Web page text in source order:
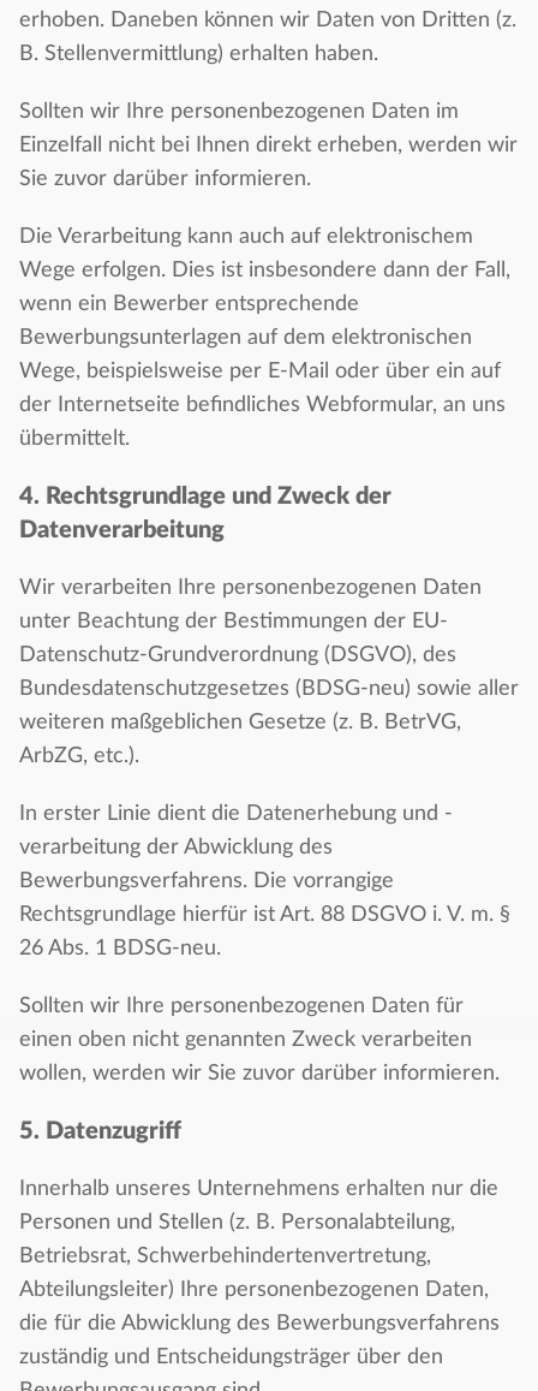
erhoben. Daneben können wir Daten von Dritten (z.
B. Stellenvermittlung) erhalten haben.
Sollten wir Ihre personenbezogenen Daten im
Einzelfall nicht bei Ihnen direkt erheben, werden wir
Sie zuvor darüber informieren.
Die Verarbeitung kann auch auf elektronischem
Wege erfolgen. Dies ist insbesondere dann der Fall,
wenn ein Bewerber entsprechende
Bewerbungsunterlagen auf dem elektronischen
Wege, beispielsweise per E-Mail oder über ein auf
der Internetseite befindliches Webformular, an uns
übermittelt.
4. Rechtsgrundlage und Zweck der
Datenverarbeitung
Wir verarbeiten Ihre personenbezogenen Daten
unter Beachtung der Bestimmungen der EU-
Datenschutz-Grundverordnung (DSGVO), des
Bundesdatenschutzgesetzes (BDSG-neu) sowie aller
weiteren maßgeblichen Gesetze (z. B. BetrVG,
ArbZG, etc.).
In erster Linie dient die Datenerhebung und -
verarbeitung der Abwicklung des
Bewerbungsverfahrens. Die vorrangige
Rechtsgrundlage hierfür ist Art. 88 DSGVO i. V. m. §
26 Abs. 1 BDSG-neu.
Sollten wir Ihre personenbezogenen Daten für
einen oben nicht genannten Zweck verarbeiten
wollen, werden wir Sie zuvor darüber informieren.
5. Datenzugriff
Innerhalb unseres Unternehmens erhalten nur die
Personen und Stellen (z. B. Personalabteilung,
Betriebsrat, Schwerbehindertenvertretung,
Abteilungsleiter) Ihre personenbezogenen Daten,
die für die Abwicklung des Bewerbungsverfahrens
zuständig und Entscheidungsträger über den